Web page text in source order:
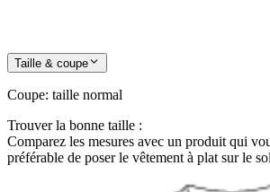
Taille & coupe
Coupe: taille normal
Trouver la bonne taille :
Comparez les mesures avec un produit qui
préférable de poser le vêtement à plat sur le